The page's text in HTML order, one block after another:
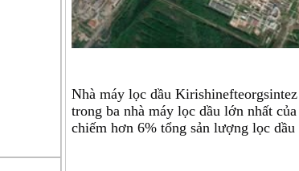
Nhà máy lọc dầu
trong ba nhà máy lọc dầu lớn nhất
chiếm hơn 6% tổng sản lượng lọc dầu